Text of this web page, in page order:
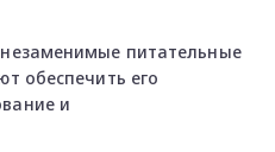
питательные
обеспечить его
и